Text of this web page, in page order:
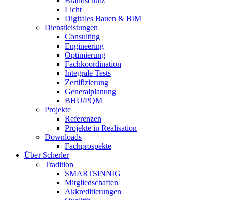
Licht
Digitales Bauen & BIM
Dienstleistungen
Consulting
Engineering
Optimierung
Fachkoordination
Integrale Tests
Zertifizierung
Generalplanung
BHU/PQM
Projekte
Referenzen
Projekte in Realisation
Downloads
Fachprospekte
Über Scherler
Tradition
SMARTSINNIG
Mitgliedschaften
Akkreditierungen